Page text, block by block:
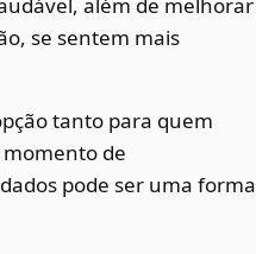
se sentem mais
tanto para quem
de
pode ser uma forma